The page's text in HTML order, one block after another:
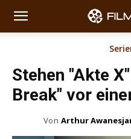
Stehen "Akte
Break" vor
Von Arthur